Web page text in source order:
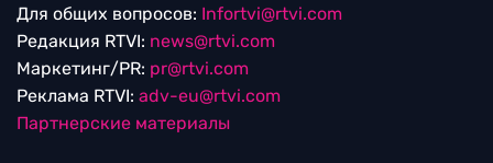
Для общих вопросов: Infortvi@rtvi.com
Редакция RTVI: news@rtvi.com
Маркетинг/PR: pr@rtvi.com
Реклама RTVI: adv-eu@rtvi.com
Партнерские материалы